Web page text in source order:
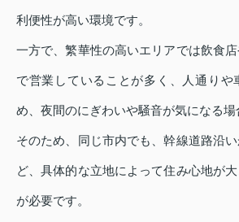
利便性が高い環境です。
一方で、繁華性の高いエリアでは飲食
で営業していることが多く、人通りや
め、夜間のにぎわいや騒音が気になる場
そのため、同じ市内でも、幹線道路沿
ど、具体的な立地によって住み心地が
が必要です。